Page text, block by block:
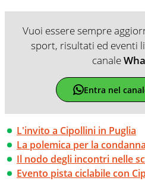
Vuoi essere sempre
sport, risultati ed eventi
canale
Entra nel
L'invito a Cipollini in Puglia
La polemica per la
Il nodo degli incontri nelle
Evento pista ciclabile con